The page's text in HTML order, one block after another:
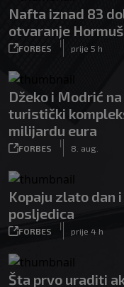
Nafta iznad 83
otvaranje
FORBES
|
prije 5 h
Džeko i Modrić
turistički
milijardu eura
FORBES
|
8. aug.
Kopaju zlato dan
posljedica
FORBES
|
prije 4 h
Šta prvo uraditi